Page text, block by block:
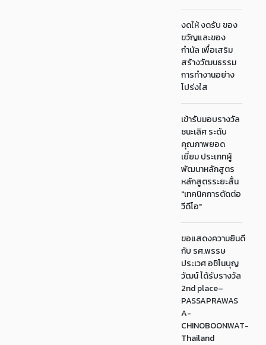
งดให้ งดรับ ของ
ขวัญและของ
กำนัล เพื่อเสริม
สร้างวัฒนธรรม
การทำงานอย่าง
โปร่งใส
เข้ารับมอบรางวัล
ชนะเลิศ ระดับ
คุณภาพยอด
เยี่ยม ประเภทผู้
พัฒนาหลักสูตร
หลักสูตรระยะสั้น
"เทคนิคการตัดต่อ
วีดีโอ"
ขอแสดงความยินดี
กับ รศ.พรรษ
ประเวศ อชิโนบุญ
วัฒน์ ได้รับรางวัล
2nd place–
PASSAPRAWAS
A-
CHINOBOONWAT-
Thailand